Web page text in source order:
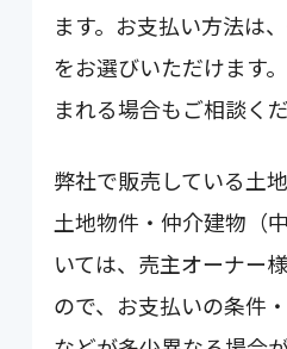
ます。お支払い方法は
をお選びいただけます
まれる場合もご相談くだ
弊社で販売している土
土地物件・仲介建物（
いては、売主オーナー
ので、お支払いの条件